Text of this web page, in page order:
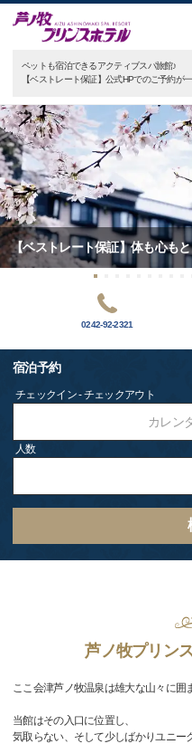
ペットも宿泊できるアクティブスパ旅館♪
【ベストレート保証】公式HPでのご予約が
【ベストレート保証】体も心も
0242-92-2321
宿泊予約
チェックイン - チェックアウト
カレン
人数
芦ノ牧プリン
ここ会津芦ノ牧温泉は雄大な山々に囲
当館はその入口に位置し、
気取らない、そして少しばかりユニー